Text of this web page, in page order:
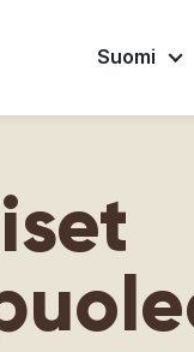
Suomi